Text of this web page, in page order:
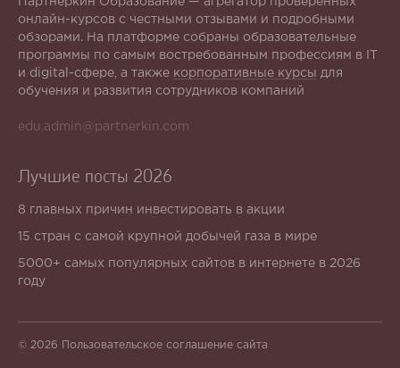
онлайн-курсов с честными отзывами и подробными
обзорами. На платформе собраны образовательные
программы по самым востребованным профессиям в IT
и digital-сфере, а также корпоративные курсы для
обучения и развития сотрудников компаний
edu.admin@partnerkin.com
Лучшие посты 2026
8 главных причин инвестировать в акции
15 стран с самой крупной добычей газа в мире
5000+ самых популярных сайтов в интернете в 2026
году
© 2026 Пользовательское соглашение сайта